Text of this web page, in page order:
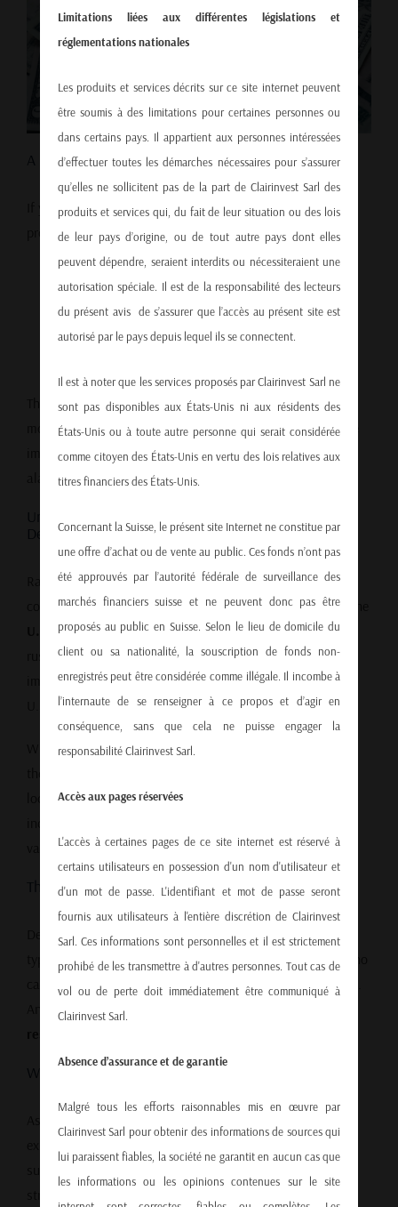
A Familiar Story in the Media Cycle
If you’ve been following financial news since 2008, you’ve
probably heard similar panic before:
“Billionaires are selling all their stocks.”
“The dollar is dead.”
These predictions rarely play out. While recent currency
movements are real, they’re not unprecedented — and more
importantly, they’re explainable without resorting to
alarmism.
Understanding the Real Drivers Behind the Dollar
Decline
Rather than political speculation or crumbling investor
confidence, the dollar’s recent weakness is largely tied to the
U.S. trade deficit. In early 2024, American companies
rushed to import goods ahead of new tariffs. This surge in
imports led to an additional $212 billion flowing out of the
U.S. economy in just four months.
When foreign sellers receive payment for U.S. imports,
local currencies. Thisflood of dollars into global markets
value against other currencies.
The Bigger Picture: Zooming Out
Despite this short-term move, the dollar remains within its
typical long-term trading range. A 5–10 year chart reveals no
catastrophic collapse — just a familiar cyclical adjustment.
And given that the dollar remains the
What Comes Next?
As the front-loading of imports eases, the trade deficit is
expected to normalize. When that happens, the dollar’s
supply-demand balance will stabilize, and its value could
strengthen again. The recent movement isn’t a structural
Limitations liées aux différentes législations et
réglementations nationales
Les produits et services décrits sur ce site internet peuvent
être soumis à des limitations pour certaines personnes ou
dans certains pays. Il appartient aux personnes intéressées
d’effectuer toutes les démarches nécessaires pour s’assurer
qu’elles ne sollicitent pas de la part de Clairinvest Sarl des
produits et services qui, du fait de leur situation ou des lois
de leur pays d’origine, ou de tout autre pays dont elles
peuvent dépendre, seraient interdits ou nécessiteraient une
autorisation spéciale. Il est de la responsabilité des lecteurs
du présent avis de s’assurer que l’accès au présent site est
autorisé par le pays depuis lequel ils se connectent.
Il est à noter que les services proposés par Clairinvest Sarl ne
sont pas disponibles aux États-Unis ni aux résidents des
États-Unis ou à toute autre personne qui serait considérée
comme citoyen des États-Unis en vertu des lois relatives aux
titres financiers des États-Unis.
Concernant la Suisse, le présent site Internet ne constitue par
une offre d’achat ou de vente au public. Ces fonds n’ont pas
été approuvés par l’autorité fédérale de surveillance des
marchés financiers suisse et ne peuvent donc pas être
proposés au public en Suisse. Selon le lieu de domicile du
client ou sa nationalité, la souscription de fonds non-
enregistrés peut être considérée comme illégale. Il incombe à
l’internaute de se renseigner à ce propos et d’agir en
conséquence, sans que cela ne puisse engager la
responsabilité Clairinvest Sarl.
Accès aux pages réservées
L'accès à certaines pages de ce site internet est réservé à
certains utilisateurs en possession d'un nom d'utilisateur et
d'un mot de passe. L'identifiant et mot de passe seront
fournis aux utilisateurs à l'entière discrétion de Clairinvest
Sarl. Ces informations sont personnelles et il est strictement
prohibé de les transmettre à d'autres personnes. Tout cas de
vol ou de perte doit immédiatement être communiqué à
Clairinvest Sarl.
Absence d’assurance et de garantie
Malgré tous les efforts raisonnables mis en œuvre par
Clairinvest Sarl pour obtenir des informations de sources qui
lui paraissent fiables, la société ne garantit en aucun cas que
les informations ou les opinions contenues sur le site